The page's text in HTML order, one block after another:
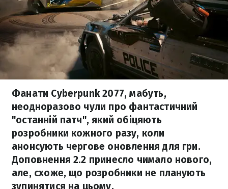
Фанати Cyberpunk 2077, мабуть,
неодноразово чули про фантастичний
"останній патч", який обіцяють
розробники кожного разу, коли
анонсують чергове оновлення для гри.
Доповнення 2.2 принесло чимало нового,
але, схоже, що розробники не планують
зупинятися на цьому.